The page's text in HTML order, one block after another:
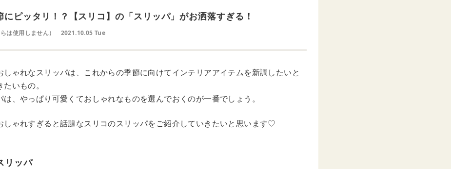
にピッタリ！？【スリコ】の「スリッパ」がお洒落すぎる！
は使用しません） 2021.10.05 Tue
しゃれなスリッパは、これからの季節に向けてインテリアアイテムを新調したいと
いもの。
、やっぱり可愛くておしゃれなものを選んでおくのが一番でしょう。
しゃれすぎると話題なスリコのスリッパをご紹介していきたいと思います♡
リッパ